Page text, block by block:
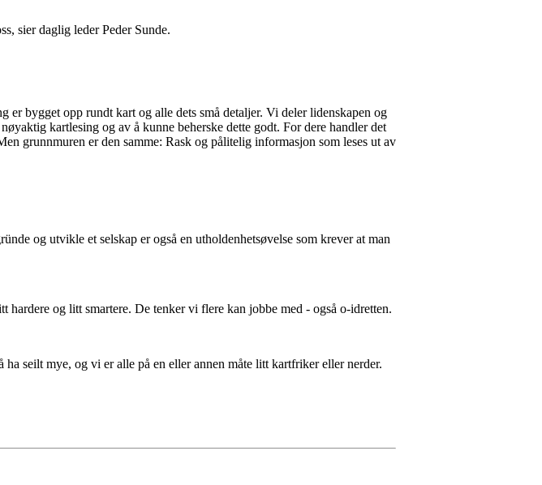
sier daglig leder Peder Sunde.
er bygget opp rundt kart og alle dets små detaljer. Vi deler lidenskapen og
kartlesing og av å kunne beherske dette godt. For dere handler det
grunnmuren er den samme: Rask og pålitelig informasjon som leses ut av
og utvikle et selskap er også en utholdenhetsøvelse som krever at man
og litt smartere. De tenker vi flere kan jobbe med - også o-idretten.
seilt mye, og vi er alle på en eller annen måte litt kartfriker eller nerder.